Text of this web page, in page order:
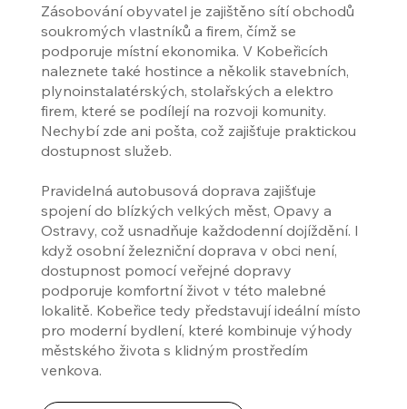
Zásobování obyvatel je zajištěno sítí obchodů
soukromých vlastníků a firem, čímž se
podporuje místní ekonomika. V Kobeřicích
naleznete také hostince a několik stavebních,
plynoinstalatérských, stolařských a elektro
firem, které se podílejí na rozvoji komunity.
Nechybí zde ani pošta, což zajišťuje praktickou
dostupnost služeb.
Pravidelná autobusová doprava zajišťuje
spojení do blízkých velkých měst, Opavy a
Ostravy, což usnadňuje každodenní dojíždění. I
když osobní železniční doprava v obci není,
dostupnost pomocí veřejné dopravy
podporuje komfortní život v této malebné
lokalitě. Kobeřice tedy představují ideální místo
pro moderní bydlení, které kombinuje výhody
městského života s klidným prostředím
venkova.